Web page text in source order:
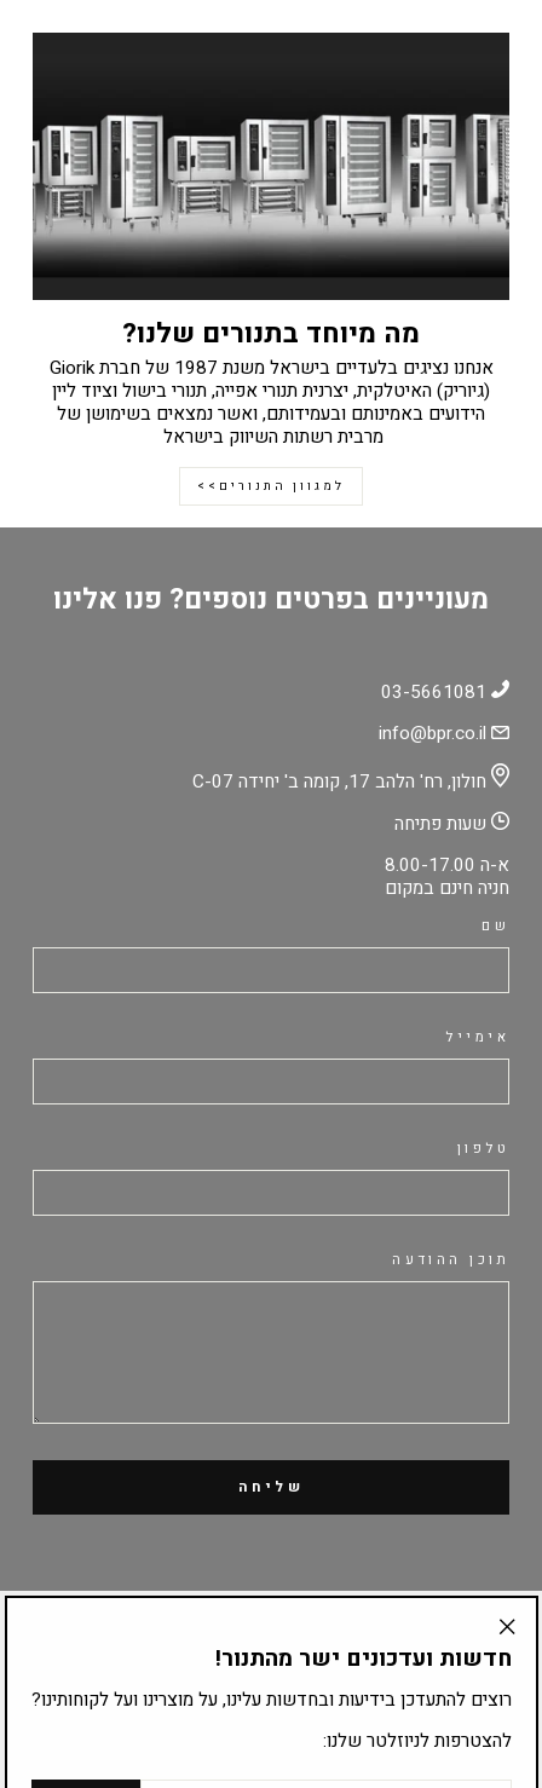
מה מיוחד בתנורים שלנו?
אנחנו נציגים בלעדיים בישראל משנת 1987 של חברת Giorik
(גיוריק) האיטלקית, יצרנית תנורי אפייה, תנורי בישול וציוד ליין
הידועים באמינותם ובעמידותם, ואשר נמצאים בשימושן של
מרבית רשתות השיווק בישראל
למגוון התנורים>>
מעוניינים בפרטים נוספים? פנו אלינו
חולון, רח' הלהב 17, קומה ב' יחידה C-07
שעות פתיחה
א-ה 8.00-17.00
חניה חינם במקום
שם
אימייל
טלפון
תוכן ההודעה
שליחה
קטלוג מוצרים
ציוד לפי עיסוק
חדשות ועדכונים ישר מהתנור!
רוצים להתעדכן בידיעות ובחדשות עלינו, על מוצרינו ועל לקוחותינו?
להצטרפות לניוזלטר שלנו:
"Translation
he.general.accessibility.close_modal"